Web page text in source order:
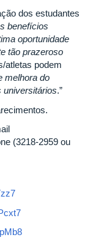
dos estudantes
benefícios
oportunidade
tão prazeroso
atletas podem
melhora do
universitários.”
(3218-2959 ou